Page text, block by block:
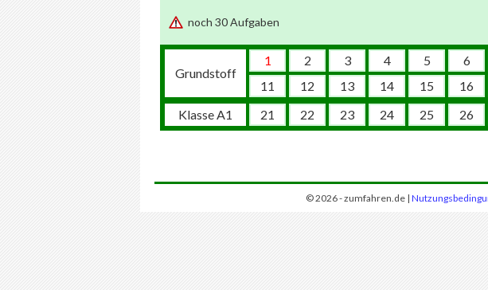
noch 30 Aufgaben
Grundstoff
1 2 3 4 5 6
11
12 13 14 15 16
Klasse A1
21 22 23 24 25 26
© 2026 - zumfahren.de |